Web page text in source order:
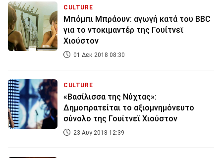
CULTURE
Μπόμπι Μπράουν: αγωγή κατά του BBC
για το ντοκιμαντέρ της Γουίτνεϊ
Χιούστον
01 Δεκ 2018 08:30
CULTURE
«Βασίλισσα της Νύχτας»:
Δημοπρατείται το αξιομνημόνευτο
σύνολο της Γουίτνεϊ Χιούστον
23 Αυγ 2018 12:39